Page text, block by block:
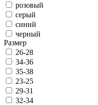
розовый
серый
синий
черный
Размер
26-28
34-36
35-38
23-25
29-31
32-34